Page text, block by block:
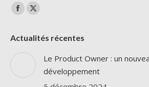
Trouvez nous sur :
La
Facebook
s'ouvre
une
La
X
s'ouvre
dans
Actualités récentes
Le Product Owner : un
développement